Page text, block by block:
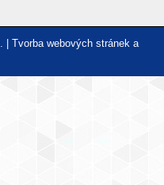
| Tvorba webových stráneka